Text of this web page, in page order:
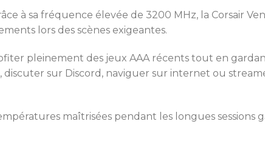
à sa fréquence élevée de 3200 MHz, la Corsair
lors des scènes exigeantes.
pleinement des jeux AAA récents tout en
sur Discord, naviguer sur internet ou
maîtrisées pendant les longues sessions